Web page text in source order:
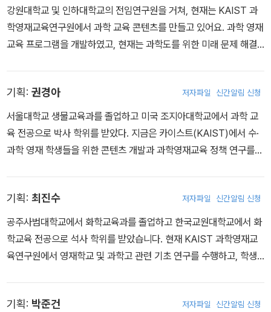
강원대학교 및 인하대학교의 전임연구원을 거쳐, 현재는 KAIST 과
학영재교육연구원에서 과학 교육 콘텐츠를 만들고 있어요. 과학 영재
교육 프로그램을 개발하였고, 현재는 과학도를 위한 미래 문제 해결
기획: 권경아 저자파일 신간알림 신청
서울대학교 생물교육과를 졸업하고 미국 조지아대학교에서 과학 교
육 전공으로 박사 학위를 받았다. 지금은 카이스트(KAIST)에서 수·
과학 영재 학생들을 위한 콘텐츠 개발과 과학영재교육 정책 연구를
기획: 최진수 저자파일 신간알림 신청
공주사범대학교에서 화학교육과를 졸업하고 한국교원대학교에서 화
학교육 전공으로 석사 학위를 받았습니다. 현재 KAIST 과학영재교
육연구원에서 영재학교 및 과학고 관련 기초 연구를 수행하고, 학생
기획: 박준건 저자파일 신간알림 신청